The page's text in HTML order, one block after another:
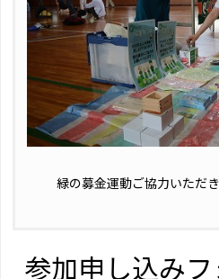
緑の募金運動ご協力いただ
参加申し込み